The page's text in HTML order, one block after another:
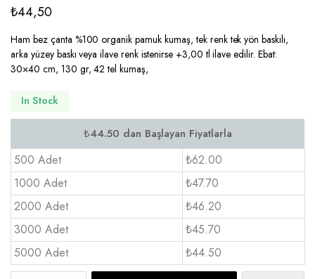
₺44,50
Ham bez çanta %100 organik pamuk kumaş, tek renk tek yön baskılı,
arka yüzey baskı veya ilave renk istenirse +3,00 tl ilave edilir. Ebat:
30×40 cm, 130 gr, 42 tel kumaş,
In Stock
500 Adet
₺62.00
1000 Adet
₺47.70
2000 Adet
₺46.20
3000 Adet
₺45.70
5000 Adet
₺44.50